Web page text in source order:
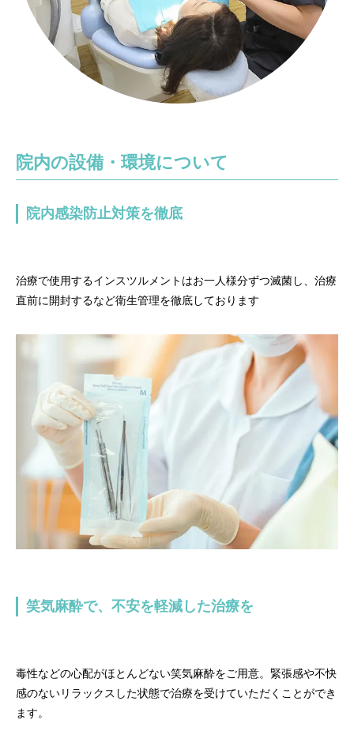
院内の設備・環境について
院内感染防止対策を徹底
治療で使用するインスツルメントはお一人様分ずつ滅菌し、治療
直前に開封するなど衛生管理を徹底しております
笑気麻酔で、不安を軽減した治療を
毒性などの心配がほとんどない笑気麻酔をご用意。緊張感や不快
感のないリラックスした状態で治療を受けていただくことができ
ます。